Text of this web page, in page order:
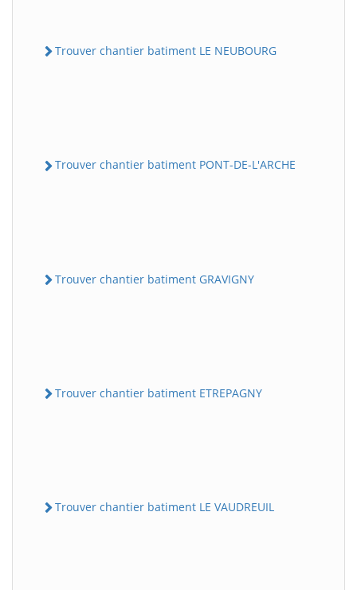
Trouver chantier batiment LE NEUBOURG
Trouver chantier batiment PONT-DE-L'ARCHE
Trouver chantier batiment GRAVIGNY
Trouver chantier batiment ETREPAGNY
Trouver chantier batiment LE VAUDREUIL